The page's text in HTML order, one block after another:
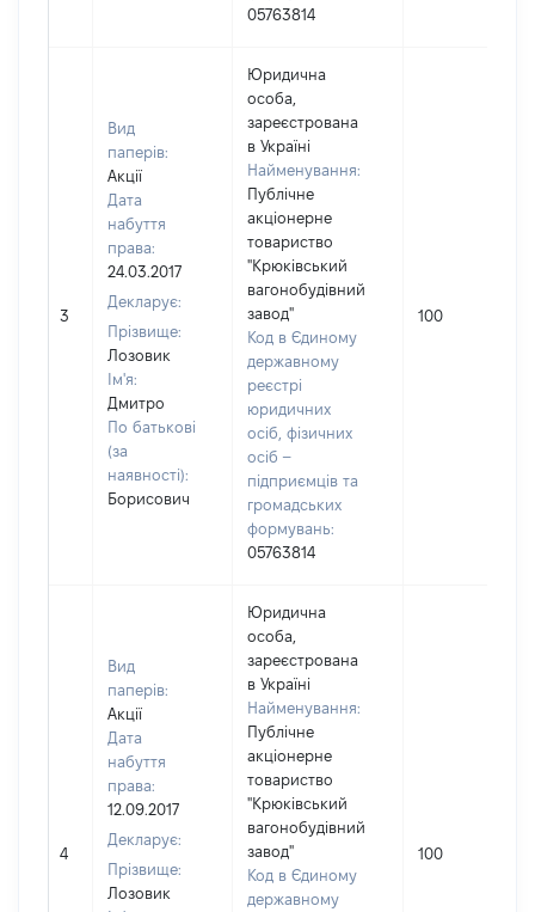
05763814
3
Вид
паперів:
Акції
Дата
набуття
права:
24.03.2017
Декларує:
Прізвище:
Лозовик
Ім'я:
Дмитро
По батькові
(за
наявності):
Борисович
Юридична
особа,
зареєстрована
в Україні
Найменування:
Публічне
акціонерне
товариство
"Крюківський
вагонобудівний
завод"
Код в Єдиному
державному
реєстрі
юридичних
осіб, фізичних
осіб –
підприємців та
громадських
формувань:
05763814
100
4
Вид
паперів:
Акції
Дата
набуття
права:
12.09.2017
Декларує:
Прізвище:
Лозовик
Юридична
особа,
зареєстрована
в Україні
Найменування:
Публічне
акціонерне
товариство
"Крюківський
вагонобудівний
завод"
Код в Єдиному
державному
100